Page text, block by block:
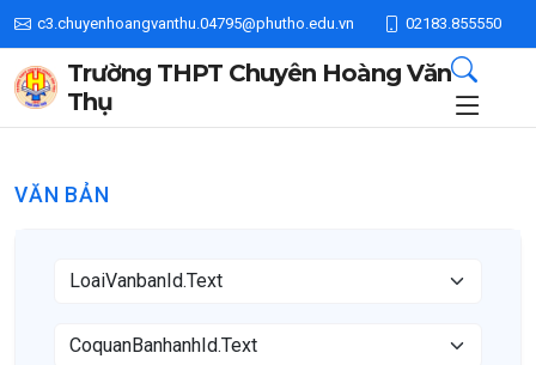
c3.chuyenhoangvanthu.04795@phutho.edu.vn 02183.855550
Trường THPT Chuyên Hoàng Văn
Thụ
VĂN BẢN